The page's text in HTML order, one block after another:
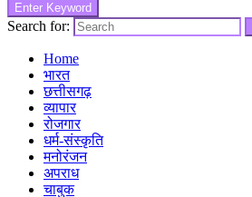
Enter Keyword
Search for:
Home
भारत
छत्तीसगढ़
व्यापार
रोजगार
धर्म-संस्कृति
मनोरंजन
अपराध
चाबुक